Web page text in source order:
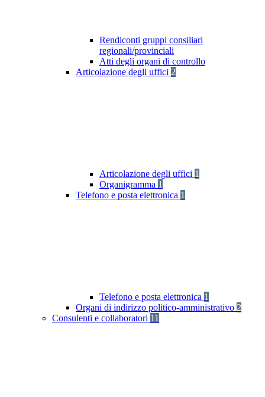
Rendiconti gruppi consiliari
regionali/provinciali
Atti degli organi di controllo
Articolazione degli uffici 2
Articolazione degli uffici 1
Organigramma 1
Telefono e posta elettronica 1
Telefono e posta elettronica 1
Organi di indirizzo politico-amministrativo 2
Consulenti e collaboratori 11